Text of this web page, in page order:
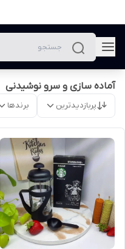
آماده سازی و سرو نوشیدنی
پربازدیدترین برندها